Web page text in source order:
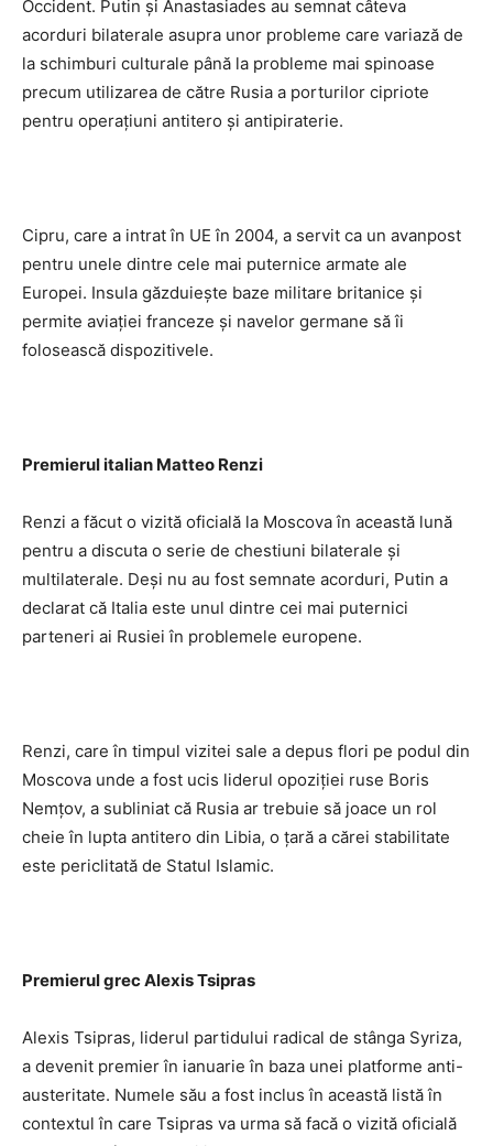
Occident. Putin şi Anastasiades au semnat câteva
acorduri bilaterale asupra unor probleme care variază de
la schimburi culturale până la probleme mai spinoase
precum utilizarea de către Rusia a porturilor cipriote
pentru operaţiuni antitero şi antipiraterie.
Cipru, care a intrat în UE în 2004, a servit ca un avanpost
pentru unele dintre cele mai puternice armate ale
Europei. Insula găzduieşte baze militare britanice şi
permite aviaţiei franceze şi navelor germane să îi
folosească dispozitivele.
Premierul italian Matteo Renzi
Renzi a făcut o vizită oficială la Moscova în această lună
pentru a discuta o serie de chestiuni bilaterale şi
multilaterale. Deşi nu au fost semnate acorduri, Putin a
declarat că Italia este unul dintre cei mai puternici
parteneri ai Rusiei în problemele europene.
Renzi, care în timpul vizitei sale a depus flori pe podul din
Moscova unde a fost ucis liderul opoziţiei ruse Boris
Nemţov, a subliniat că Rusia ar trebuie să joace un rol
cheie în lupta antitero din Libia, o ţară a cărei stabilitate
este periclitată de Statul Islamic.
Premierul grec Alexis Tsipras
Alexis Tsipras, liderul partidului radical de stânga Syriza,
a devenit premier în ianuarie în baza unei platforme anti-
austeritate. Numele său a fost inclus în această listă în
contextul în care Tsipras va urma să facă o vizită oficială